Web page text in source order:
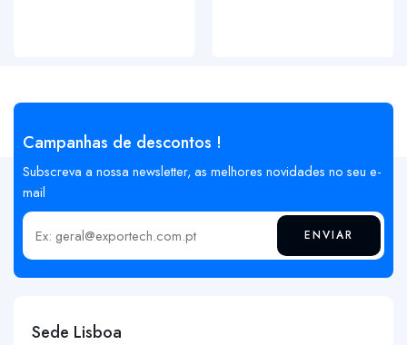
Campanhas de descontos !
Subscreva a nossa newsletter, as melhores novidades no seu e-
mail
Insira o seu email ENVIAR
Sede Lisboa